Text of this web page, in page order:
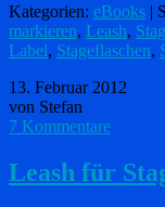
Kategorien: eBooks |
markieren, Leash,
Label, Stageflaschen,
13. Februar 2012
von Stefan
7 Kommentare
Leash für